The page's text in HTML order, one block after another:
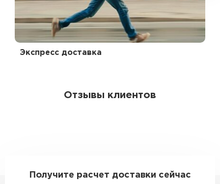
Экспресс доставка
Отзывы клиентов
Получите расчет доставки сейчас